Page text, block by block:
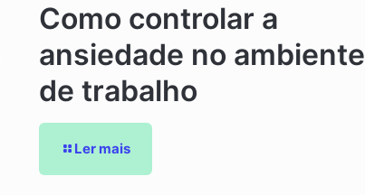
Como controlar a
ansiedade no ambiente
de trabalho
Ler mais